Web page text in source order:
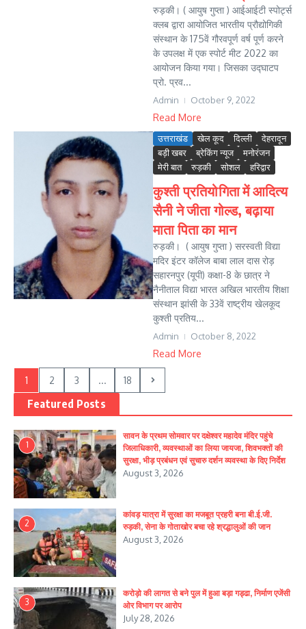
रुड़की। ( आयुष गुप्ता ) आईआईटी स्पोर्ट्स
क्लब द्वारा आयोजित भारतीय प्रौद्योगिकी
संस्थान के 175वें गौरवपूर्ण वर्ष पूर्ण करने
के उपलक्ष में एक स्पोर्ट मीट 2022 का
आयोजन किया गया। जिसका उद्घाटप
प्रो. प्रव...
Admin October 9, 2022
Read More
उत्तराखंड खेल कूद दिल्ली
देहरादून
बड़ी खबर
ब्रेकिंग न्यूज
मनोरंजन
मेरी बात
रुड़की सोशल हरिद्वार
कुश्ती प्रतियोगिता में आदित्य
सैनी ने जीता गोल्ड, बढ़ाया
माता पिता का मान
रुड़की। ( आयुष गुप्ता ) सरस्वती विद्या
मदिर इंटर कॉलेज बाबा लाल दास रोड़
सहारनपुर (यूपी) कक्षा-8 के छात्र ने
नैनीताल विद्या भारत अखिल भारतीय शिक्षा
संस्थान झांसी के 33वें राष्ट्रीय खेलकूद
कुश्ती प्रतिय...
Admin October 8, 2022
Read More
1 2 3 ... 18
Featured Posts
1
सावन के प्रथम सोमवार पर दक्षेश्वर महादेव मंदिर पहुंचे
जिलाधिकारी, व्यवस्थाओं का लिया जायजा, शिवभक्तों की
सुरक्षा, भीड़ प्रबंधन एवं सुचारु दर्शन व्यवस्था के दिए निर्देश
August 3, 2026
2
कांवड़ यात्रा में सुरक्षा का मजबूत प्रहरी बना बी.ई.जी.
रुड़की, सेना के गोताखोर बचा रहे श्रद्धालुओं की जान
August 3, 2026
3
करोड़ो की लागत से बने पुल में हुआ बड़ा गड्ढा, निर्माण एजेंसी
ओर विभाग पर आरोप
July 28, 2026